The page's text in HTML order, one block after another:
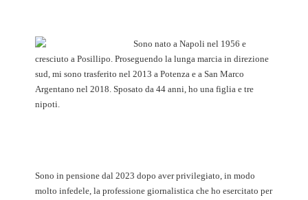
racconto
dell’infanzia
Sono nato a Napoli nel 1956 e
cresciuto a Posillipo. Proseguendo la lunga marcia in direzione
sud, mi sono trasferito nel 2013 a Potenza e a San Marco
Argentano nel 2018. Sposato da 44 anni, ho una figlia e tre
nipoti.
Sono in pensione dal 2023 dopo aver privilegiato, in modo
molto infedele, la professione giornalistica che ho esercitato per